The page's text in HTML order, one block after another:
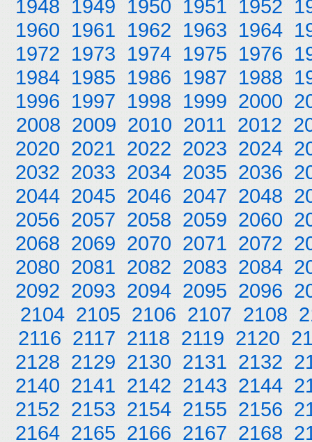
1948 1949 1950 1951 1952
1960 1961 1962 1963 1964
1972 1973 1974 1975 1976
1984 1985 1986 1987 1988
1996 1997 1998 1999 2000
2008 2009 2010 2011 2012
2020 2021 2022 2023 2024
2032 2033 2034 2035 2036
2044 2045 2046 2047 2048
2056 2057 2058 2059 2060
2068 2069 2070 2071 2072
2080 2081 2082 2083 2084
2092 2093 2094 2095 2096
2104 2105 2106 2107 2108
2116 2117 2118 2119 2120
2128 2129 2130 2131 2132
2140 2141 2142 2143 2144
2152 2153 2154 2155 2156
2164 2165 2166 2167 2168